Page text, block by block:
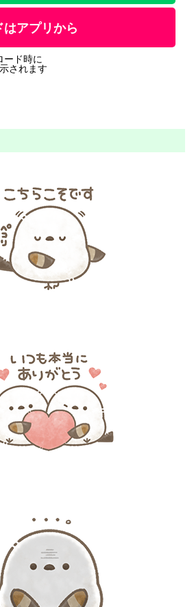
アプリから
ード時に
されます